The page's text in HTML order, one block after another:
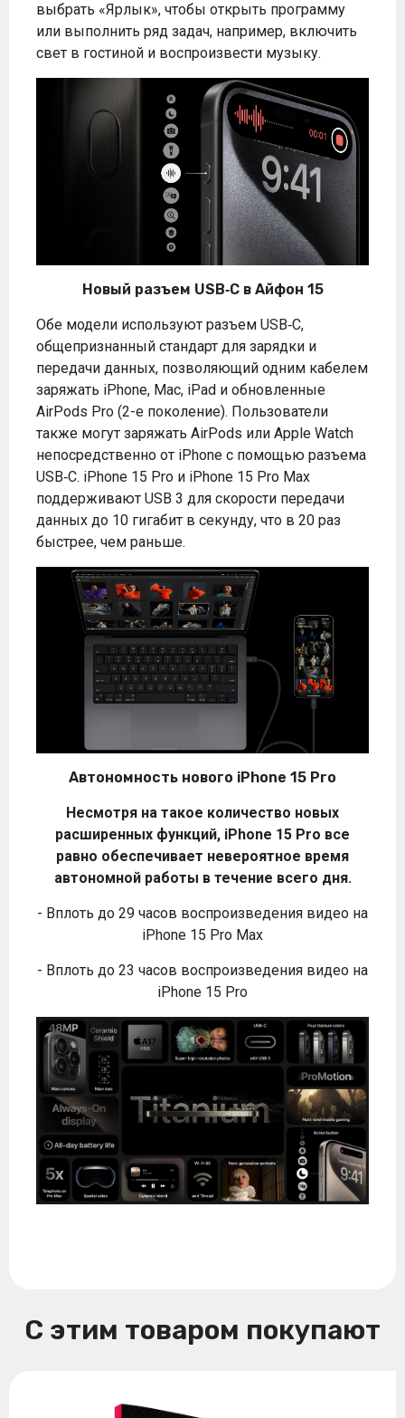
С этим товаром покупают
выбрать «Ярлык», чтобы открыть программу
или выполнить ряд задач, например, включить
свет в гостиной и воспроизвести музыку.
Новый разъем USB‑C в Айфон 15
Обе модели используют разъем USB‑C,
общепризнанный стандарт для зарядки и
передачи данных, позволяющий одним кабелем
заряжать iPhone, Mac, iPad и обновленные
AirPods Pro (2-е поколение). Пользователи
также могут заряжать AirPods или Apple Watch
непосредственно от iPhone с помощью разъема
USB‑C. iPhone 15 Pro и iPhone 15 Pro Max
поддерживают USB 3 для скорости передачи
данных до 10 гигабит в секунду, что в 20 раз
быстрее, чем раньше.
Автономность нового iPhone 15 Pro
Несмотря на такое количество новых
расширенных функций, iPhone 15 Pro все
равно обеспечивает невероятное время
автономной работы в течение всего дня.
- Вплоть до 29 часов воспроизведения видео на
iPhone 15 Pro Max
- Вплоть до 23 часов воспроизведения видео на
iPhone 15 Pro